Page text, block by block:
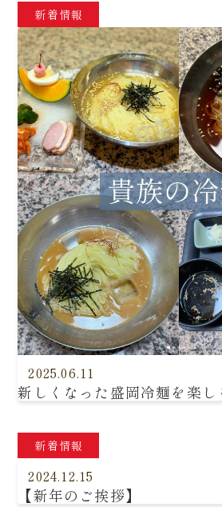
新着情報
2025.06.11
新しくなった盛岡冷麺を楽し
新着情報
2024.12.15
【新年のご挨拶】